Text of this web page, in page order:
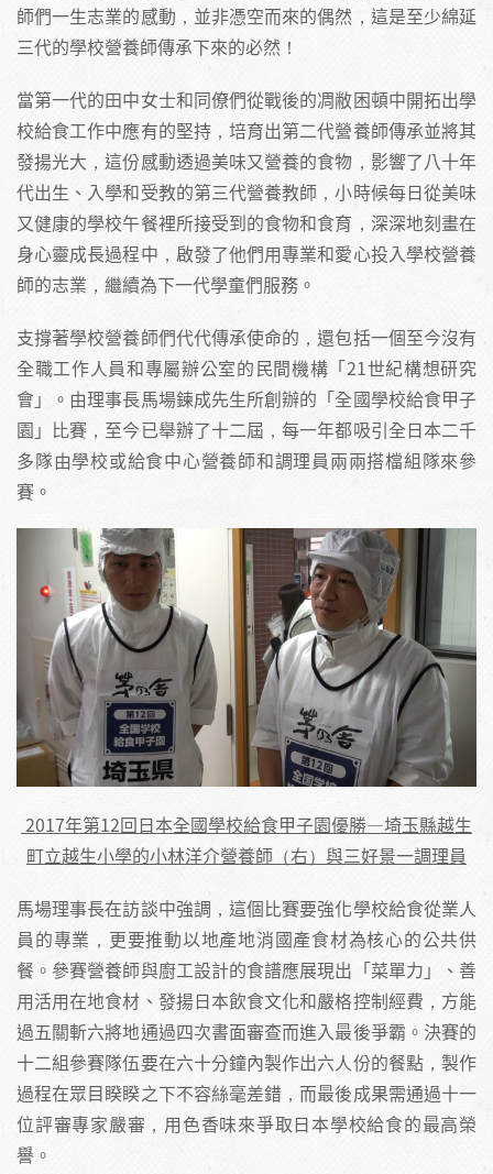
師們一生志業的感動，並非憑空而來的偶然，這是至少綿延
三代的學校營養師傳承下來的必然！
當第一代的田中女士和同僚們從戰後的凋敝困頓中開拓出學
校給食工作中應有的堅持，培育出第二代營養師傳承並將其
發揚光大，這份感動透過美味又營養的食物，影響了八十年
代出生、入學和受教的第三代營養教師，小時候每日從美味
又健康的學校午餐裡所接受到的食物和食育，深深地刻畫在
身心靈成長過程中，啟發了他們用專業和愛心投入學校營養
師的志業，繼續為下一代學童們服務。
支撐著學校營養師們代代傳承使命的，還包括一個至今沒有
全職工作人員和專屬辦公室的民間機構「21世紀構想研究
會」。由理事長馬場鍊成先生所創辦的「全國學校給食甲子
園」比賽，至今已舉辦了十二屆，每一年都吸引全日本二千
多隊由學校或給食中心營養師和調理員兩兩搭檔組隊來參
賽。
2017年第12回日本全國學校給食甲子園優勝—埼玉縣越生
町立越生小學的小林洋介營養師（右）與三好景一調理員
馬場理事長在訪談中強調，這個比賽要強化學校給食從業人
員的專業，更要推動以地產地消國產食材為核心的公共供
餐。參賽營養師與廚工設計的食譜應展現出「菜單力」、善
用活用在地食材、發揚日本飲食文化和嚴格控制經費，方能
過五關斬六將地通過四次書面審查而進入最後爭霸。決賽的
十二組參賽隊伍要在六十分鐘內製作出六人份的餐點，製作
過程在眾目睽睽之下不容絲毫差錯，而最後成果需通過十一
位評審專家嚴審，用色香味來爭取日本學校給食的最高榮
譽。